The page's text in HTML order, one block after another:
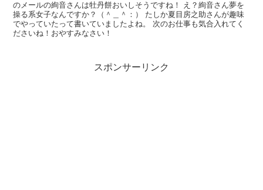
のメールの絢音さんは牡丹餅おいしそうですね！ え？絢音さん夢を
操る系女子なんですか？（＾＿＾：） たしか夏目房之助さんが趣味
でやっていたって書いていましたよね。 次のお仕事も気合入れてく
ださいね！おやすみなさい！
スポンサーリンク